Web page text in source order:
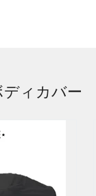
ィカバー